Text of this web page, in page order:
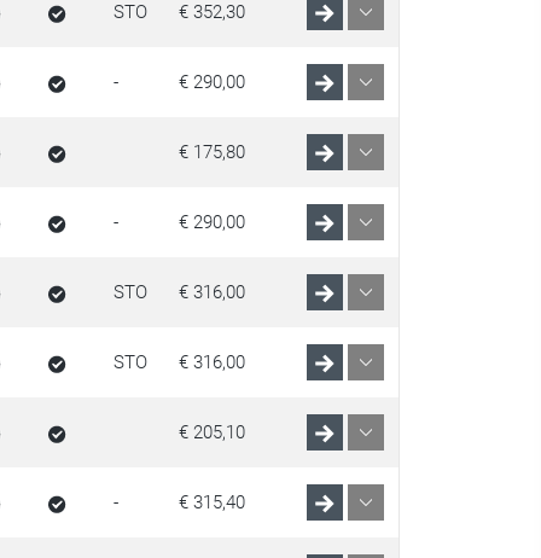
STO € 352,30
- € 290,00
€ 175,80
- € 290,00
STO € 316,00
STO € 316,00
€ 205,10
- € 315,40